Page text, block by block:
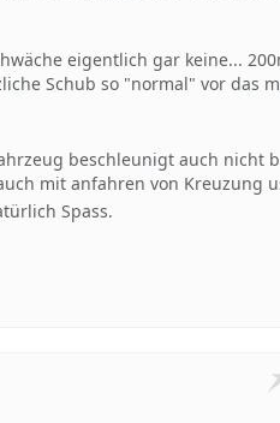
eigentlich gar keine...
Schub so "normal" vor das
beschleunigt auch nicht
mit anfahren von Kreuzung
Spass.